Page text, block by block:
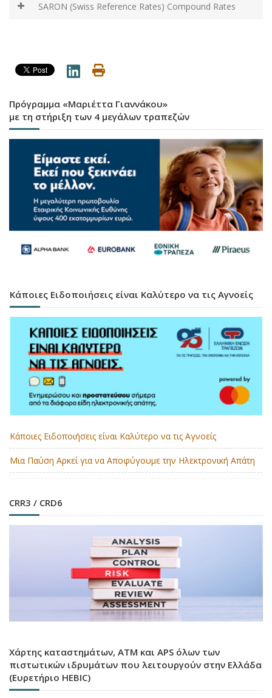
SARON (Swiss Reference Rates) Compound Rates
Πρόγραμμα «Μαριέττα Γιαννάκου»
με τη στήριξη των 4 μεγάλων τραπεζών
Κάποιες Ειδοποιήσεις είναι Καλύτερο να τις Αγνοείς
Κάποιες Ειδοποιήσεις είναι Καλύτερο να τις Αγνοείς
Μια Παύση Αρκεί για να Αποφύγουμε την Ηλεκτρονική Απάτη
CRR3 / CRD6
Χάρτης καταστημάτων, ATM και APS όλων των
πιστωτικών ιδρυμάτων που λειτουργούν στην Ελλάδα
(Ευρετήριο HEBIC)